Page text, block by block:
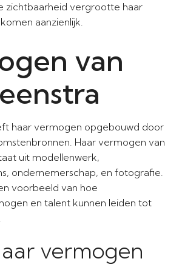
zichtbaarheid vergrootte haar
aanzienlijk.
van
haar vermogen opgebouwd door
Haar vermogen van
uit modellenwerk,
ondernemerschap, en fotografie.
voorbeeld van hoe
en talent kunnen leiden tot
vermogen